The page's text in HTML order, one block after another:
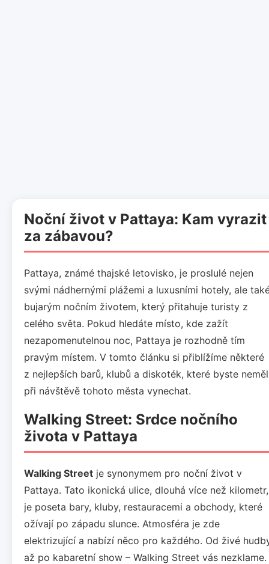
Noční život v Pattaya: Kam vyrazit
za zábavou?
Pattaya, známé thajské letovisko, je proslulé nejen
svými nádhernými plážemi a luxusními hotely, ale
bujarým nočním životem, který přitahuje turisty z
celého světa. Pokud hledáte místo, kde zažít
nezapomenutelnou noc, Pattaya je rozhodně tím
pravým místem. V tomto článku si přiblížíme některé
z nejlepších barů, klubů a diskoték, které byste
při návštěvě tohoto města vynechat.
Walking Street: Srdce nočního
života v Pattaya
Walking Street je synonymem pro noční život v
Pattaya. Tato ikonická ulice, dlouhá více než kilometr,
je poseta bary, kluby, restauracemi a obchody, které
ožívají po západu slunce. Atmosféra je zde
elektrizující a nabízí něco pro každého. Od živé
až po kabaretní show – Walking Street vás nezklame.